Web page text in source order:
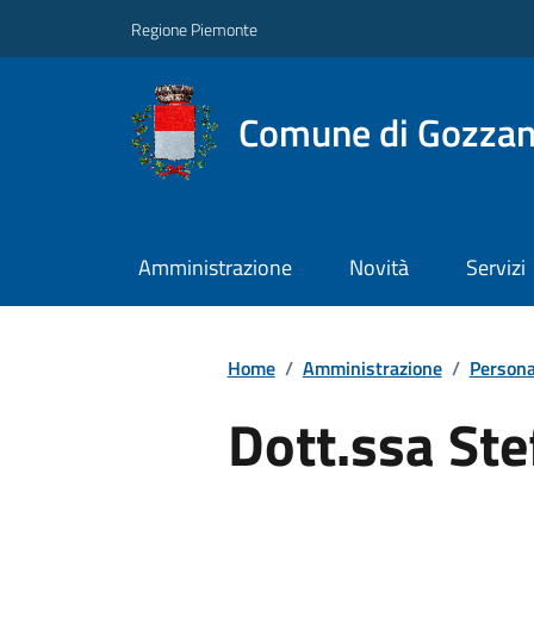
Regione Piemonte
Comune di
Amministrazione Novità Servizi
Home / Amministrazione /
Dott.ssa